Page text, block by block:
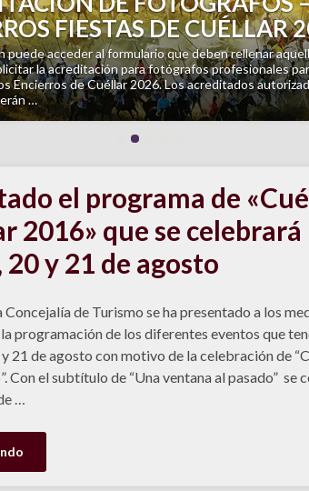
Y CANDELAS:
EINAUDI
Montalvo Alonso. Jueves 13 de agosto a las 21,30
(Cuéllar). Un escenario único, iluminado por
disfrutar de algunas …
el programa de
2016» que se celebrará
20 y 21 de agosto
Concejalía de Turismo se ha presentado a los
programación de los diferentes eventos que
21 de agosto con motivo de la celebración de
Con el subtítulo de “Una ventana al pasado” se
…